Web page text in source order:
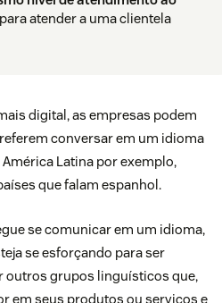
para atender a uma clientela
digital, as empresas podem
conversar em um idioma
Latina por exemplo,
que falam espanhol.
se comunicar em um idioma,
se esforçando para ser
outros grupos linguísticos que,
em seus produtos ou serviços e